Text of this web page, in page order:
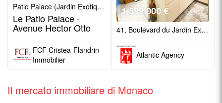
Patio Palace (Jardin Exotique)
Le Patio Palace -
Avenue Hector Otto
FCF Cristea-Flandrin
Immobilier
1 599 000 €
41, Boulevard du Jardin Exotique (Moneghetti)
Atlantic Agency
Il mercato immobiliare di Monaco